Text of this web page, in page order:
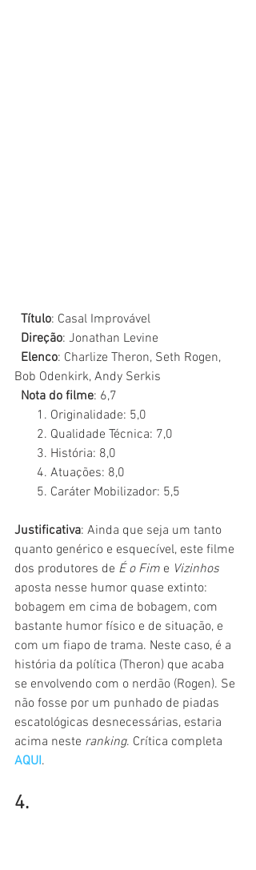
  Título
: Casal Improvável
  Direção
: Jonathan Levine
  Elenco
: Charlize Theron, Seth Rogen,
Bob Odenkirk, Andy Serkis
  Nota do filme
: 6,7
       1. Originalidade: 5,0
       2. Qualidade Técnica: 7,0
       3. História: 8,0
       4. Atuações: 8,0
       5. Caráter Mobilizador: 5,5
Justificativa: Ainda que seja um tanto
quanto genérico e esquecível, este filme
dos produtores de É o Fim e Vizinhos
aposta nesse humor quase extinto:
bobagem em cima de bobagem, com
bastante humor físico e de situação, e
com um fiapo de trama. Neste caso, é a
história da política (Theron) que acaba
se envolvendo com o nerdão (Rogen). Se
não fosse por um punhado de piadas
escatológicas desnecessárias, estaria
acima neste ranking. Crítica completa
AQUI.
4.